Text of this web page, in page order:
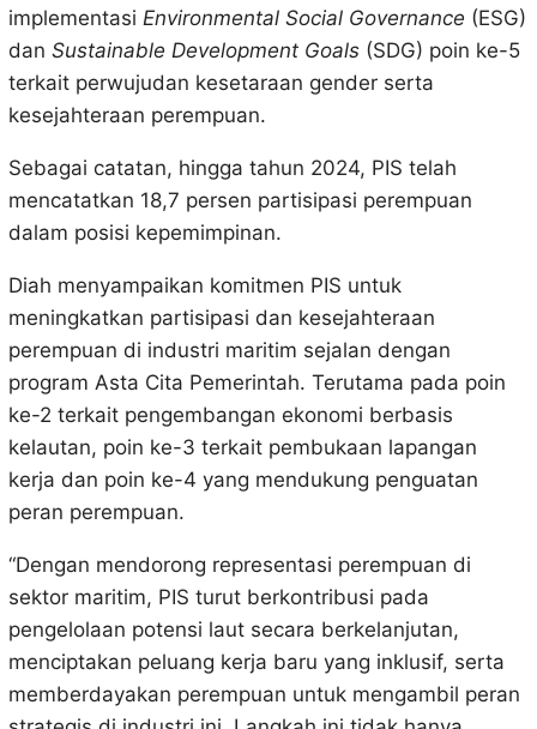
implementasi Environmental Social Governance (ESG)
dan Sustainable Development Goals(SDG) poin ke-5
terkait perwujudan kesetaraan gender serta
kesejahteraan perempuan.
Sebagai catatan, hingga tahun 2024, PIS telah
mencatatkan 18,7 persen partisipasi perempuan
dalam posisi kepemimpinan.
Diah menyampaikan komitmen PIS untuk
meningkatkan partisipasi dan kesejahteraan
perempuan di industri maritim sejalan dengan
program Asta Cita Pemerintah. Terutama pada poin
ke-2 terkait pengembangan ekonomi berbasis
kelautan, poin ke-3 terkait pembukaan lapangan
kerja dan poin ke-4 yang mendukung penguatan
peran perempuan.
“Dengan mendorong representasi perempuan di
sektor maritim, PIS turut berkontribusi pada
pengelolaan potensi laut secara berkelanjutan,
menciptakan peluang kerja baru yang inklusif, serta
memberdayakan perempuan untuk mengambil peran